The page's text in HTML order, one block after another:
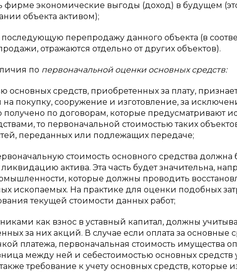
экономические выгоды (доход) в будущем
объекта активом);
перепродажу данного объекта (в
отражаются отдельно от других объектов).
по первоначальной оценки основных средств:
средств, приобретенных за плату,
на покупку, сооружение и изготовление, за
получено по договорам, которые предусматривают
то первоначальной стоимостью таких
переданных или подлежащих передаче;
стоимость основного средства должна
актива. Эта часть будет значительна,
которые должны проводить
ископаемых. На практике для оценки подобных
текущей стоимости данных работ;
как взнос в уставный капитал, должны
за них акций. В случае если оплата за основные
платежа, первоначальная стоимость имущества
между ней и себестоимостью основных средств
требование к учету основных средств, которые